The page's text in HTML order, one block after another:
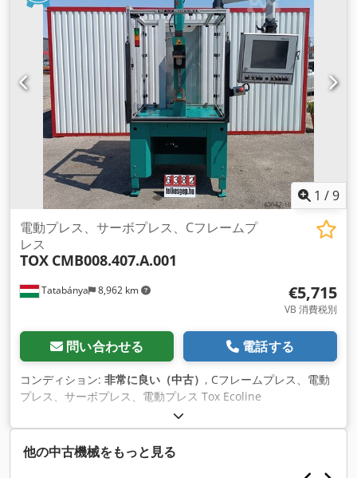
1 /9
Tatabánya 8,962 km
電動プレス、サーボプレス、Cフレームプ
レス
TOX CMB008.407.A.001
€5,715
VB 消費税別
問い合わせる 電話する
コンディション: 非常に良い（中古） , Cフレームプレス、電動
プレス、サーボプレス、電動プレス Tox Ecoline
CMB008.407.A.001, Tox Ecoline CMB008.407.A.001, 中古機
メーカートックス モデルCMB008.407.A.001 (エコライン) 年
式： 2011年 重量: 900 kg 全体寸法1250 x 1400 x 2610 mm 圧
力: 5500 kg ストローク300 mm 最高速度: 200 mm/s
他の中古機械をもっと見る